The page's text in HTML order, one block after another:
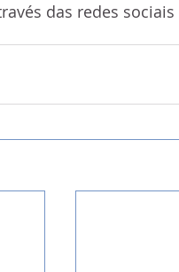
das redes sociais